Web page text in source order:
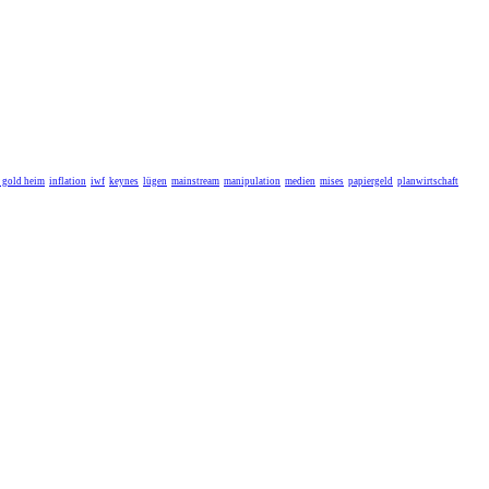
gold heim inflation iwf keynes lügen mainstream manipulation medien mises papiergeld planwirtschaft